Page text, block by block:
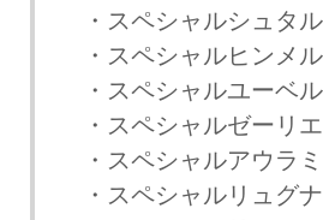
・スペシャルシュタ
・スペシャルヒンメ
・スペシャルユーベ
・スペシャルゼーリ
・スペシャルアウラ
・スペシャルリュグ